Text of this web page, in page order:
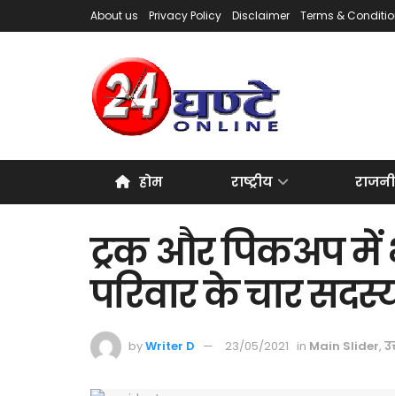
About us Privacy Policy Disclaimer Terms &
होम राष्ट्रीय
ट्रक और पिकअप में
परिवार के चार
byWriter D 23/05/2021 in Main Slider,